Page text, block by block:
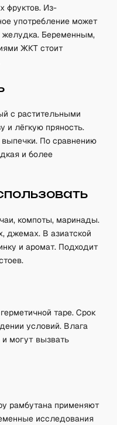
фруктов. Из-
употребление может
желудка. Беременным,
ЖКТ стоит
с растительными
и лёгкую пряность.
По сравнению
и более
компоты, маринады.
джемах. В азиатской
и аромат. Подходит
таре. Срок
условий. Влага
могут вызвать
рамбутана применяют
исследования